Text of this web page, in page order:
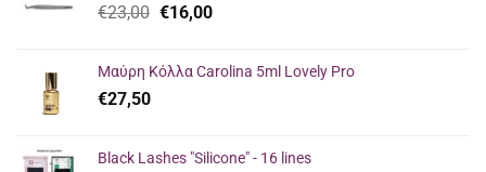
€26,00.είναι:
€23,00 Original
€23,00.
€16,00Η
είναι:
Μαύρη Κόλλα Carolina 5ml Lovely Pro
€27,50
Black Lashes "Silicone" - 16 lines